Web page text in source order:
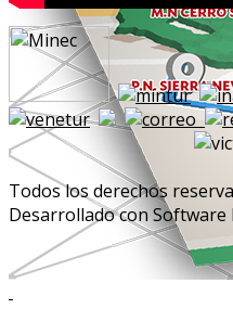
Todos los derechos
Desarrollado con Software